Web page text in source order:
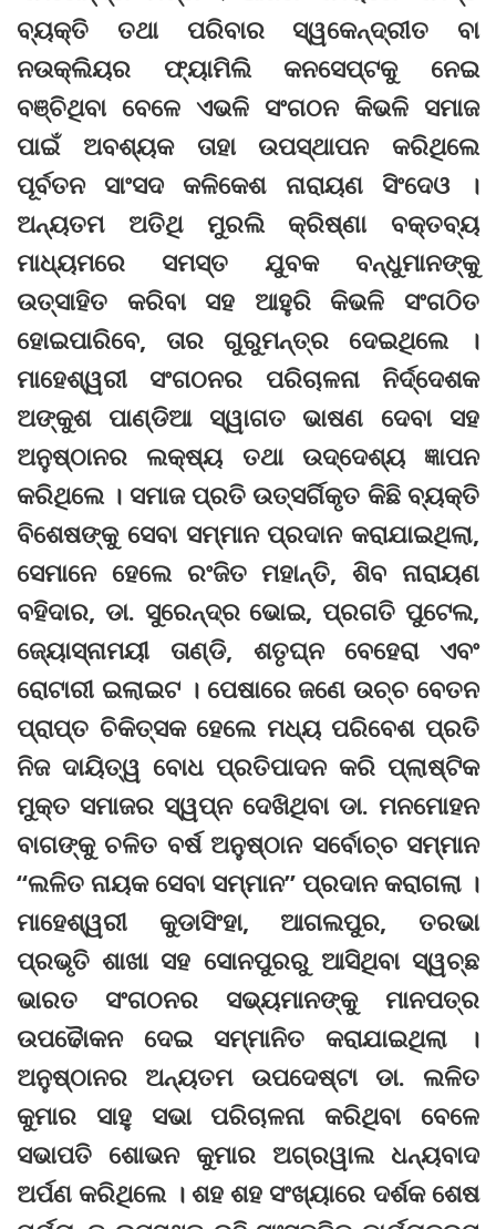
ବ୍ୟକ୍ତି ତଥା ପରିବାର ସ୍ୱକେନ୍ଦ୍ରୀତ ବା
ନଉକ୍ଲିୟର ଫ୍ୟାମିଲି କନସେପ୍ଟକୁ ନେଇ
ବଞ୍ଚିଥିବା ବେଳେ ଏଭଳି ସଂଗଠନ କିଭଳି ସମାଜ
ପାଇଁ ଅବଶ୍ୟକ ତାହା ଉପସ୍ଥାପନ କରିଥିଲେ
ପୂର୍ବତନ ସାଂସଦ କଳିକେଶ ନାରାୟଣ ସିଂଦେଓ ।
ଅନ୍ୟତମ ଅତିଥି ମୁରଲି କ୍ରିଷ୍ଣା ବକ୍ତବ୍ୟ
ମାଧ୍ୟମରେ ସମସ୍ତ ଯୁବକ ବନ୍ଧୁମାନଙ୍କୁ
ଉତ୍ସାହିତ କରିବା ସହ ଆହୁରି କିଭଳି ସଂଗଠିତ
ହୋଇପାରିବେ, ତାର ଗୁରୁମନ୍ତ୍ର ଦେଇଥିଲେ ।
ମାହେଶ୍ୱରୀ ସଂଗଠନର ପରିଚାଳନା ନିର୍ଦ୍ଦେଶକ
ଅଙ୍କୁଶ ପାଣ୍ଡିଆ ସ୍ୱାଗତ ଭାଷଣ ଦେବା ସହ
ଅନୁଷ୍ଠାନର ଲକ୍ଷ୍ୟ ତଥା ଉଦ୍ଦେଶ୍ୟ ଜ୍ଞାପନ
କରିଥିଲେ । ସମାଜ ପ୍ରତି ଉତ୍ସର୍ଗିକୃତ କିଛି ବ୍ୟକ୍ତି
ବିଶେଷଙ୍କୁ ସେବା ସମ୍ମାନ ପ୍ରଦାନ କରାଯାଇଥିଲା,
ସେମାନେ ହେଲେ ରଂଜିତ ମହାନ୍ତି, ଶିବ ନାରାୟଣ
ବହିଦାର, ଡା. ସୁରେନ୍ଦ୍ର ଭୋଇ, ପ୍ରଗତି ପୁଟେଲ,
ଜ୍ୟୋସ୍ନାମୟୀ ତାଣ୍ଡି, ଶତୃଘ୍ନ ବେହେରା ଏବଂ
ରୋଟାରୀ ଇଲାଇଟ । ପେଷାରେ ଜଣେ ଉଚ୍ଚ ବେତନ
ପ୍ରାପ୍ତ ଚିକିତ୍ସକ ହେଲେ ମଧ୍ୟ ପରିବେଶ ପ୍ରତି
ନିଜ ଦାୟିତ୍ୱ ବୋଧ ପ୍ରତିପାଦନ କରି ପ୍ଲାଷ୍ଟିକ
ମୁକ୍ତ ସମାଜର ସ୍ୱପ୍ନ ଦେଖିଥିବା ଡା. ମନମୋହନ
ବାଗଙ୍କୁ ଚଳିତ ବର୍ଷ ଅନୁଷ୍ଠାନ ସର୍ବୋଚ୍ଚ ସମ୍ମାନ
“ଲଳିତ ନାୟକ ସେବା ସମ୍ମାନ” ପ୍ରଦାନ କରାଗଲା ।
ମାହେଶ୍ୱରୀ କୁଡାସିଂହା, ଆଗଲପୁର, ତରଭା
ପ୍ରଭୃତି ଶାଖା ସହ ସୋନପୁରରୁ ଆସିଥିବା ସ୍ୱଚ୍ଛ
ଭାରତ ସଂଗଠନର ସଭ୍ୟମାନଙ୍କୁ ମାନପତ୍ର
ଉପଢୈାକନ ଦେଇ ସମ୍ମାନିତ କରାଯାଇଥିଲା ।
ଅନୁଷ୍ଠାନର ଅନ୍ୟତମ ଉପଦେଷ୍ଟା ଡା. ଲଳିତ
କୁମାର ସାହୁ ସଭା ପରିଚାଳନା କରିଥିବା ବେଳେ
ସଭାପତି ଶୋଭନ କୁମାର ଅଗ୍ରୱାଲ ଧନ୍ୟବାଦ
ଅର୍ପଣ କରିଥିଲେ । ଶହ ଶହ ସଂଖ୍ୟାରେ ଦର୍ଶକ ଶେଷ